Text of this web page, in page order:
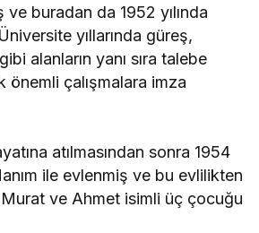
buradan da 1952 yılında
yıllarında güreş,
alanların yanı sıra talebe
önemli çalışmalara imza
atılmasından sonra 1954
ile evlenmiş ve bu evlilikten
ve Ahmet isimli üç çocuğu